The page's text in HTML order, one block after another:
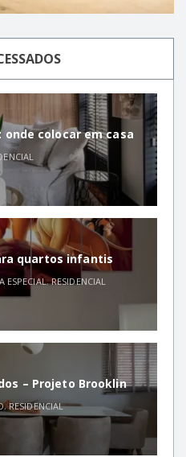
onde colocar em casa
quartos infantis
ESPECIAL,RESIDENCIAL
– Projeto Brooklin
,RESIDENCIAL